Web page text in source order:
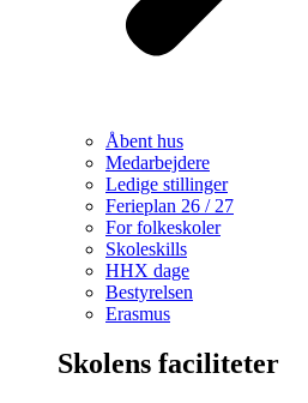
Åbent hus
Medarbejdere
Ledige stillinger
Ferieplan 26 / 27
For folkeskoler
Skoleskills
HHX dage
Bestyrelsen
Erasmus
Skolens faciliteter